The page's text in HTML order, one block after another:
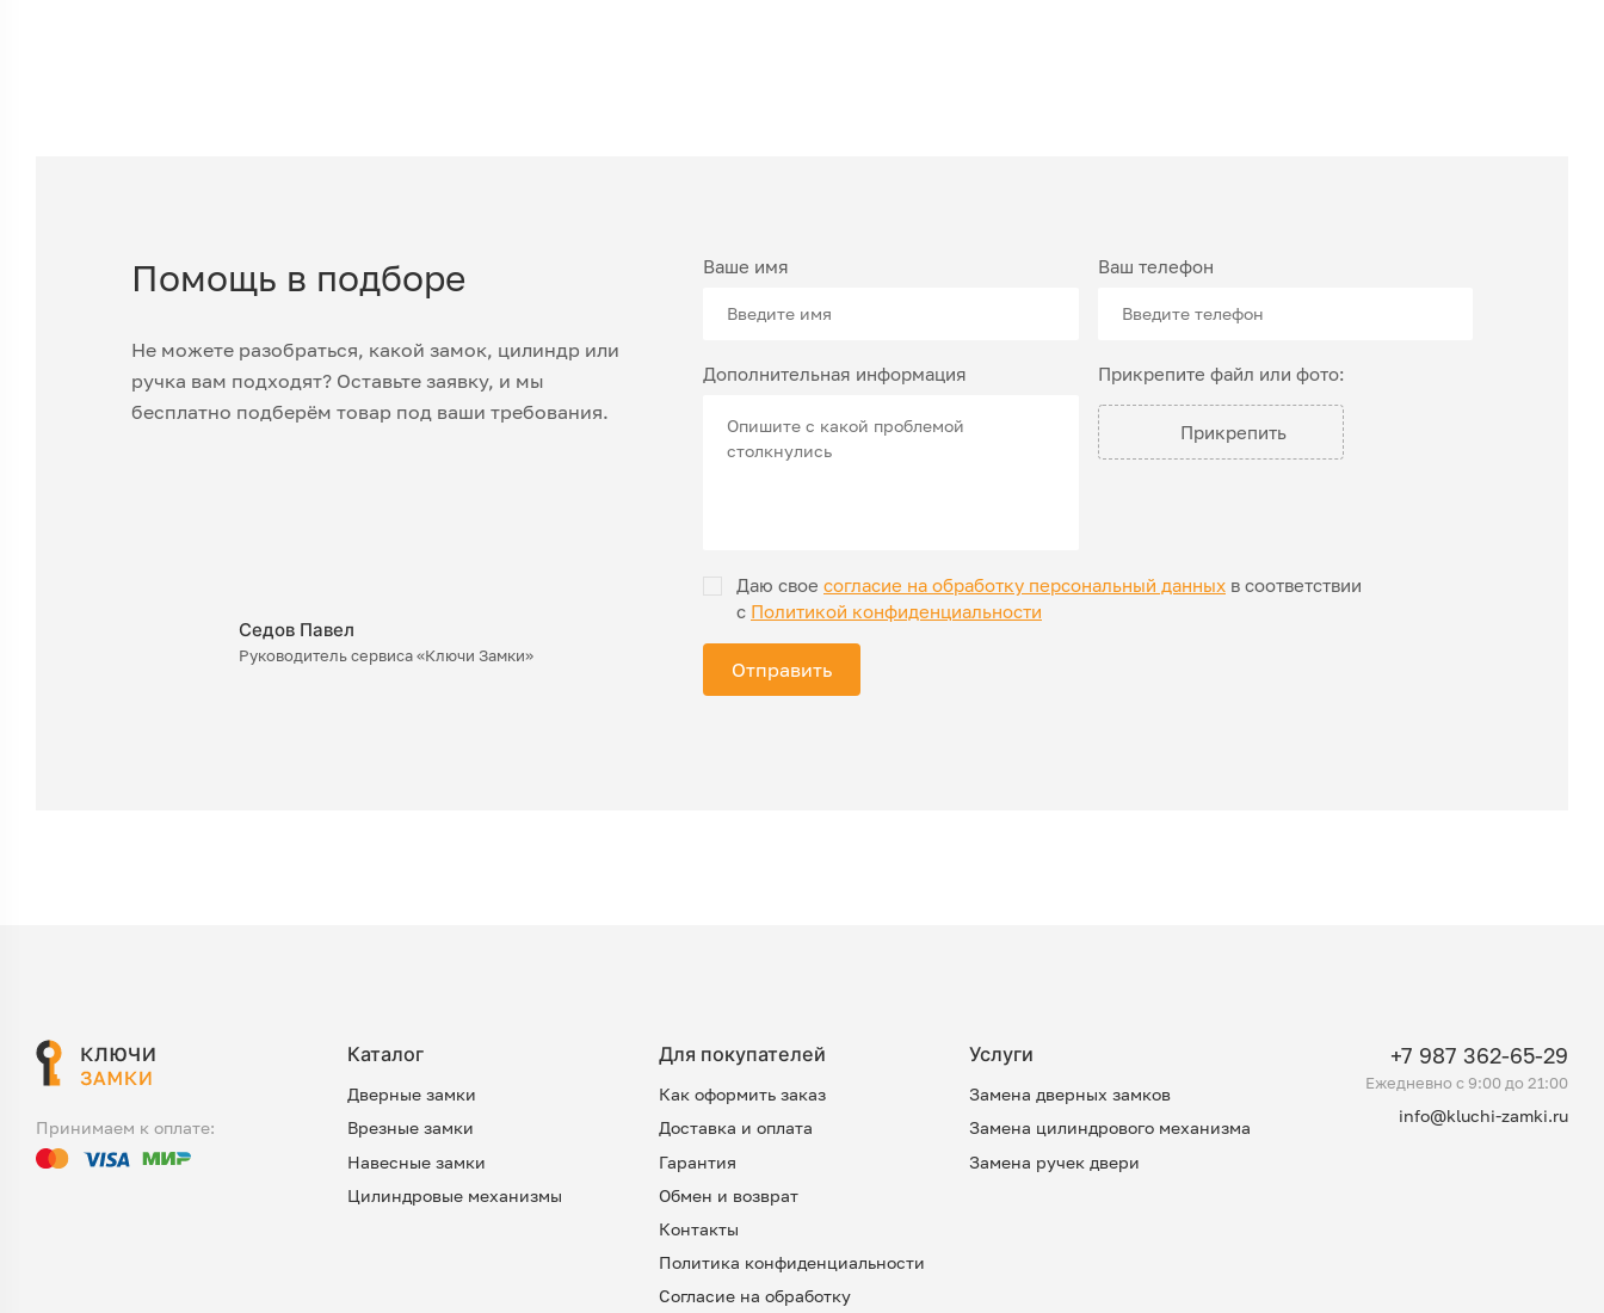
Помощь в подборе
Не можете разобраться, какой замок, цилиндр или
ручка вам подходят? Оставьте заявку, и мы
бесплатно подберём товар под ваши требования.
Седов Павел
Руководитель сервиса «Ключи Замки»
Ваше имя Ваш телефон
Дополнительная информация Прикрепите файл или фото:
Прикрепить
Даю свое согласие на обработку персональный данных в соответствии
с Политикой конфиденциальности
Отправить
Принимаем к оплате:
Каталог
Дверные замки
Врезные замки
Навесные замки
Цилиндровые механизмы
Для покупателей
Как оформить заказ
Доставка и оплата
Гарантия
Обмен и возврат
Контакты
Политика конфиденциальности
Согласие на обработку
Услуги
Замена дверных замков
Замена цилиндрового механизма
Замена ручек двери
+7 987 362-65-29
Ежедневно c 9:00 до 21:00
info@kluchi-zamki.ru